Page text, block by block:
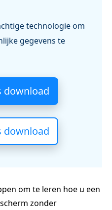
technologie om
gegevens te
download
download
om te leren hoe u een
zonder